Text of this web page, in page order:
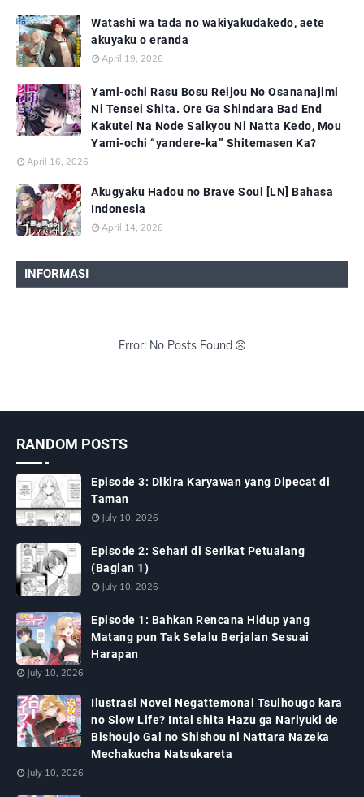
Watashi wa tada no wakiyakudakedo, aete
akuyaku o eranda
April 19, 2026
Yami-ochi Rasu Bosu Reijou No Osananajimi
Ni Tensei Shita. Ore Ga Shindara Bad End
Kakutei Na Node Saikyou Ni Natta Kedo, Mou
Yami-ochi “yandere-ka” Shitemasen Ka?
April 16, 2026
Akugyaku Hadou no Brave Soul [LN] Bahasa
Indonesia
April 14, 2026
INFORMASI
Error: No Posts Found
RANDOM POSTS
Episode 3: Dikira Karyawan yang Dipecat di
Taman
July 10, 2026
Episode 2: Sehari di Serikat Petualang
(Bagian 1)
July 10, 2026
Episode 1: Bahkan Rencana Hidup yang
Matang pun Tak Selalu Berjalan Sesuai
Harapan
July 10, 2026
Ilustrasi Novel Negattemonai Tsuihougo kara
no Slow Life? Intai shita Hazu ga Nariyuki de
Bishoujo Gal no Shishou ni Nattara Nazeka
Mechakucha Natsukareta
July 10, 2026